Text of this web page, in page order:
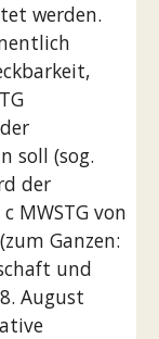
werden.
soll (sog.
der
MWSTG von
Ganzen:
und
August